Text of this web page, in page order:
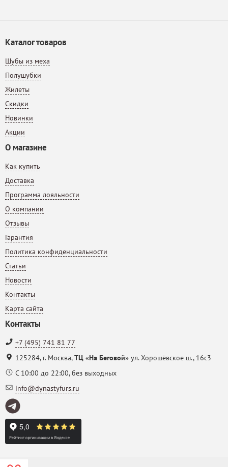
Каталог товаров
Шубы из меха
Полушубки
Жилеты
Скидки
Новинки
Акции
О магазине
Как купить
Доставка
Программа лояльности
О компании
Отзывы
Гарантия
Политика конфиденциальности
Статьи
Новости
Контакты
Карта сайта
Контакты
+7 (495) 741 81 77
125284, г. Москва,ТЦ «На Беговой» ул. Хорошёвское ш., 16с3
С 10:00 до 22:00, без выходных
info@dynastyfurs.ru